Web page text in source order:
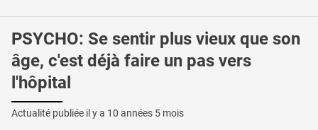
PSYCHO: Se sentir plus vieux que son
âge, c'est déjà faire un pas vers
l'hôpital
Actualité publiée il y a 10 années 5 mois